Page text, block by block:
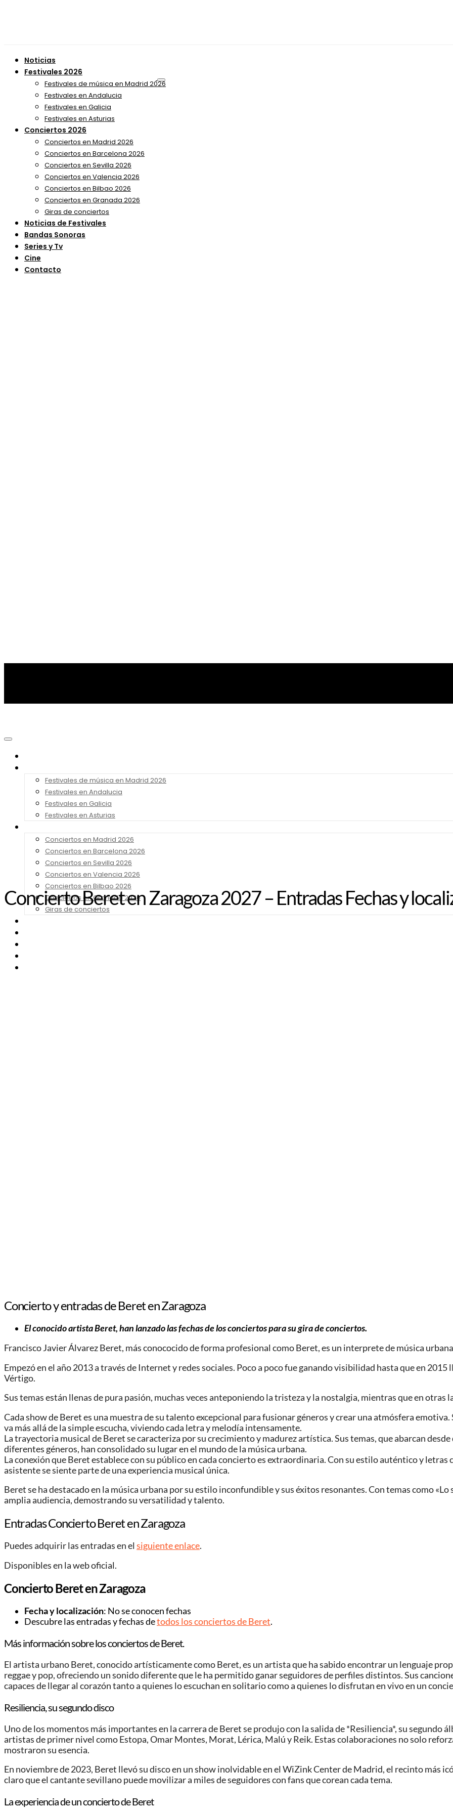
Noticias
Festivales 2026
Festivales de música en Madrid 2026
Festivales en Andalucia
Festivales en Galicia
Festivales en Asturias
Conciertos 2026
Conciertos en Madrid 2026
Conciertos en Barcelona 2026
Conciertos en Sevilla 2026
Conciertos en Valencia 2026
Conciertos en Bilbao 2026
Conciertos en Granada 2026
Giras de conciertos
Noticias de Festivales
Bandas Sonoras
Series y Tv
Cine
Contacto
Festivales de música en Madrid 2026
Festivales en Andalucia
Festivales en Galicia
Festivales en Asturias
Conciertos en Madrid 2026
Conciertos en Barcelona 2026
Conciertos en Sevilla 2026
Conciertos en Valencia 2026
Conciertos en Bilbao 2026
Conciertos en Granada 2026
Giras de conciertos
Concierto Beret en Zaragoza 2027 – Entradas Fechas y
Concierto y entradas de Beret en Zaragoza
El conocido artista Beret, han lanzado las fechas de los conciertos para su gira de conciertos.
Francisco Javier Álvarez Beret, más conococido de forma profesional como Beret, es un interprete de música
Empezó en el año 2013 a través de Internet y redes sociales. Poco a poco fue ganando visibilidad hasta que en
Vértigo.
Sus temas están llenas de pura pasión, muchas veces anteponiendo la tristeza y la nostalgia, mientras que en
Cada show de Beret es una muestra de su talento excepcional para fusionar géneros y crear una atmósfera
va más allá de la simple escucha, viviendo cada letra y melodía intensamente.
La trayectoria musical de Beret se caracteriza por su crecimiento y madurez artística. Sus temas, que abarcan
diferentes géneros, han consolidado su lugar en el mundo de la música urbana.
La conexión que Beret establece con su público en cada concierto es extraordinaria. Con su estilo auténtico y letras
asistente se siente parte de una experiencia musical única.
Beret se ha destacado en la música urbana por su estilo inconfundible y sus éxitos resonantes. Con temas como «Lo
amplia audiencia, demostrando su versatilidad y talento.
Entradas Concierto Beret en Zaragoza
Puedes adquirir las entradas en el siguiente enlace.
Disponibles en la web oficial.
Concierto Beret en Zaragoza
Fecha y localización: No se conocen fechas
Descubre las entradas y fechas detodos los conciertos de Beret.
Más información sobre los conciertos de Beret.
El artista urbano Beret, conocido artísticamente como Beret, es un artista que ha sabido encontrar un lenguaje
reggae y pop, ofreciendo un sonido diferente que le ha permitido ganar seguidores de perfiles distintos. Sus
capaces de llegar al corazón tanto a quienes lo escuchan en solitario como a quienes lo disfrutan en vivo en un
Resiliencia, su segundo disco
Uno de los momentos más importantes en la carrera de Beret se produjo con la salida de *Resiliencia*, su segundo
artistas de primer nivel como Estopa, Omar Montes, Morat, Lérica, Malú y Reik. Estas colaboraciones no solo
mostraron su esencia.
En noviembre de 2023, Beret llevó su disco en un show inolvidable en el WiZink Center de Madrid, el recinto más
claro que el cantante sevillano puede movilizar a miles de seguidores con fans que corean cada tema.
La experiencia de un concierto de Beret